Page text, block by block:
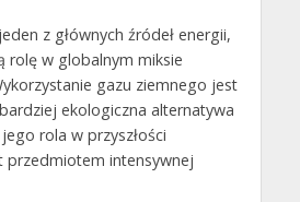
z głównych źródeł energii,
rolę w globalnym miksie
gazu ziemnego jest
ekologiczna alternatywa
rola w przyszłości
przedmiotem intensywnej